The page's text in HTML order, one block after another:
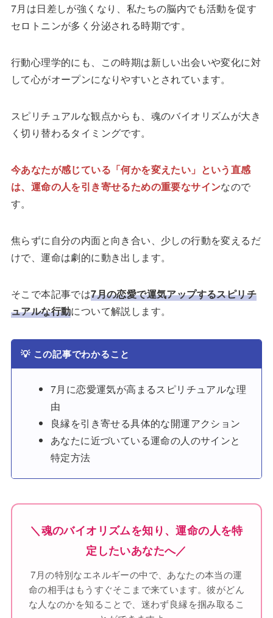
7月は日差しが強くなり、私たちの脳内でも活動を促す
セロトニンが多く分泌される時期です。
行動心理学的にも、この時期は新しい出会いや変化に対
して心がオープンになりやすいとされています。
スピリチュアルな観点からも、魂のバイオリズムが大き
く切り替わるタイミングです。
今あなたが感じている「何かを変えたい」という直感
は、運命の人を引き寄せるための重要なサインなので
す。
焦らずに自分の内面と向き合い、少しの行動を変えるだ
けで、運命は劇的に動き出します。
そこで本記事では7月の恋愛で運気アップするスピリチ
ュアルな行動について解説します。
💡 この記事でわかること
7月に恋愛運気が高まるスピリチュアルな理
由
良縁を引き寄せる具体的な開運アクション
あなたに近づいている運命の人のサインと
特定方法
＼魂のバイオリズムを知り、運命の人を特
定したいあなたへ／
7月の特別なエネルギーの中で、あなたの本当の運
命の相手はもうすぐそこまで来ています。彼がどん
な人なのかを知ることで、迷わず良縁を掴み取るこ